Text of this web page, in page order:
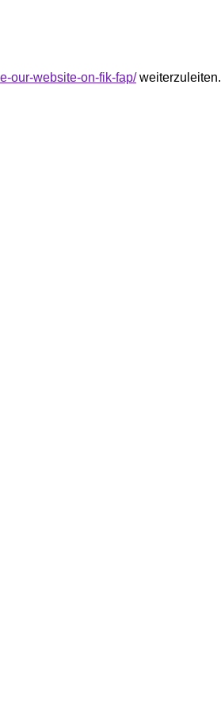
our-website-on-fik-fap/weiterzuleiten.